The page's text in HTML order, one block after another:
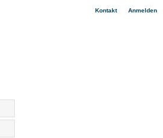
Kontakt| Anmelden